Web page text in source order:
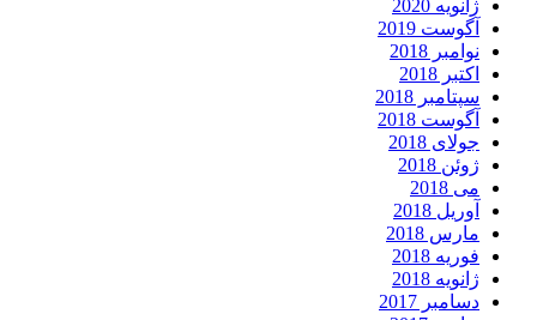
ژانویه 2020
آگوست 2019
نوامبر 2018
اکتبر 2018
سپتامبر 2018
آگوست 2018
جولای 2018
ژوئن 2018
می 2018
آوریل 2018
مارس 2018
فوریه 2018
ژانویه 2018
دسامبر 2017